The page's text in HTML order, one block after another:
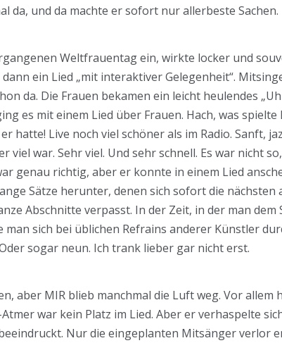
da, und da machte er sofort nur allerbeste Sachen.
Weltfrauentag ein, wirkte locker und
ein Lied „mit interaktiver Gelegenheit“.
da. Die Frauen bekamen ein leicht heulendes
es mit einem Lied über Frauen. Hach, was
hatte! Live noch viel schöner als im Radio. Sanft,
viel war. Sehr viel. Und sehr schnell. Es war nicht
genau richtig, aber er konnte in einem Lied
Sätze herunter, denen sich sofort die
Abschnitte verpasst. In der Zeit, in der man
man sich bei üblichen Refrains anderer Künstler
sogar neun. Ich trank lieber gar nicht erst.
aber MIR blieb manchmal die Luft weg. Vor allem
war kein Platz im Lied. Aber er verhaspelte
Nur die eingeplanten Mitsänger verlor